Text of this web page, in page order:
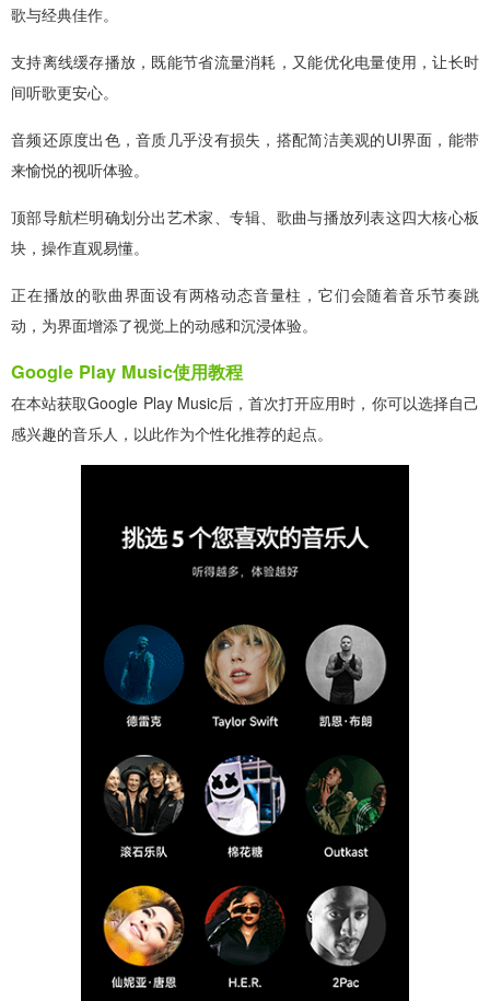
歌与经典佳作。
支持离线缓存播放，既能节省流量消耗，又能优化电量使用，让长时
间听歌更安心。
音频还原度出色，音质几乎没有损失，搭配简洁美观的UI界面，能带
来愉悦的视听体验。
顶部导航栏明确划分出艺术家、专辑、歌曲与播放列表这四大核心板
块，操作直观易懂。
正在播放的歌曲界面设有两格动态音量柱，它们会随着音乐节奏跳
动，为界面增添了视觉上的动感和沉浸体验。
Google Play Music使用教程
在本站获取Google Play Music后，首次打开应用时，你可以选择自己
感兴趣的音乐人，以此作为个性化推荐的起点。